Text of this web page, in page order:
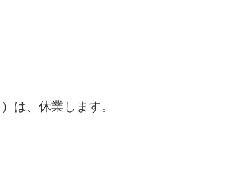
は、休業します。